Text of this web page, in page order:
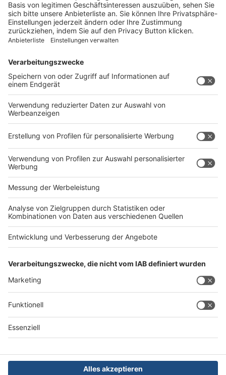
Beendigung des Adventskalenders zu Beginn des nächsten Jahres.
Vielen Dank für Ihr Verständnis.
AGB
Datenschutz
Barrierefreiheit
Service
Abo verwalten
Das Team
Die Redaktion
Newsletter